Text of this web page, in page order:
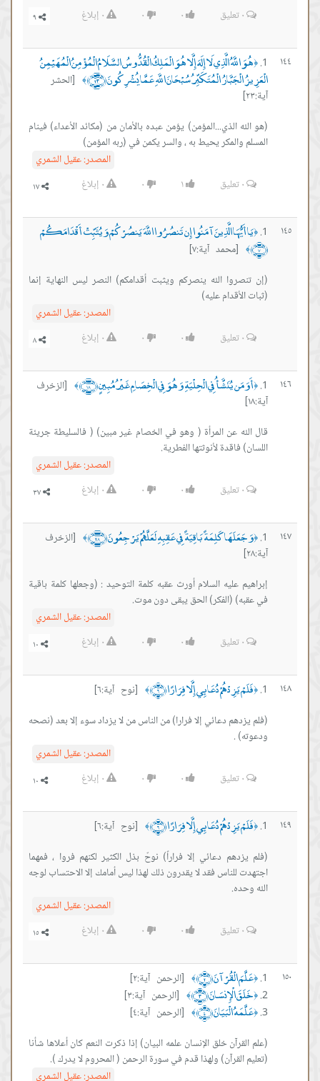
٠تعليق ٠ ٠ ٠ إبلاغ
١٤٤ ﴿هُوَ اللَّهُ الَّذِي لَا إِلَهَ إِلَّا هُوَ الْمَلِكُ الْقُدُّوسُ السَّلَامُ الْمُؤْمِنُ الْمُهَيْمِنُ
الْعَزِيزُ الْجَبَّارُ الْمُتَكَبِّرُ سُبْحَانَ اللَّهِ عَمَّا يُشْرِكُونَ ﴿٢٣﴾ ﴾
[الحشر
آية:٢٣]
(هو الله الذي...المؤمن) يؤمن عبده بالأمان من (مكائد الأعداء) فينام
المسلم والمكر يحيط به ، والسر يكمن في (ربه المؤمن)
المصدر:عقيل الشمري
٠تعليق ١ ٠ ٠ إبلاغ
١٤٥ ﴿يَا أَيُّهَا الَّذِينَ آمَنُوا إِن تَنصُرُوا اللَّهَ يَنصُرْكُمْ وَيُثَبِّتْ أَقْدَامَكُمْ
﴿٧﴾ ﴾
[محمد آية:٧]
(إن تنصروا الله ينصركم ويثبت أقدامكم) النصر ليس النهاية إنما
(ثبات اﻷقدام عليه)
المصدر:عقيل الشمري
٠تعليق ٠ ٠ ٠ إبلاغ
١٤٦ ﴿أَوَمَن يُنَشَّأُ فِي الْحِلْيَةِ وَهُوَ فِي الْخِصَامِ غَيْرُ مُبِينٍ ﴿١٨﴾ ﴾
[الزخرف
آية:١٨]
قال الله عن المرأة ( وهو في الخصام غير مبين) ( فالسليطة جريئة
اللسان) فاقدة ﻷنوثتها الفطرية.
المصدر:عقيل الشمري
٠تعليق ٠ ٠ ٠ إبلاغ
١٤٧ ﴿وَجَعَلَهَا كَلِمَةً بَاقِيَةً فِي عَقِبِهِ لَعَلَّهُمْ يَرْجِعُونَ ﴿٢٨﴾ ﴾
[الزخرف
آية:٢٨]
إبراهيم عليه السلام أورث عقبه كلمة التوحيد : (وجعلها كلمة باقية
في عقبه) (الفكر) الحق يبقى دون موت.
المصدر:عقيل الشمري
٠تعليق ٠ ٠ ٠ إبلاغ
١٤٨ ﴿فَلَمْ يَزِدْهُمْ دُعَائِي إِلَّا فِرَارًا ﴿٦﴾ ﴾
[نوح آية:٦]
(فلم يزدهم دعائي إلا فرارا) من الناس من لا يزداد سوء إلا بعد (نصحه
ودعوته) .
المصدر:عقيل الشمري
٠تعليق ٠ ٠ ٠ إبلاغ
١٤٩ ﴿فَلَمْ يَزِدْهُمْ دُعَائِي إِلَّا فِرَارًا ﴿٦﴾ ﴾
[نوح آية:٦]
(فلم يزدهم دعائي إلا فراراً) نوحٌ بذل الكثير لكنهم فروا ، فمهما
اجتهدت للناس فقد لا يقدرون ذلك لهذا ليس أمامك إلا الاحتساب لوجه
الله وحده.
المصدر:عقيل الشمري
٠تعليق ٠ ٠ ٠ إبلاغ
١٥٠ ﴿عَلَّمَ الْقُرْآنَ ﴿٢﴾ ﴾ [الرحمن آية:٢]
﴿خَلَقَ الْإِنسَانَ ﴿٣﴾ ﴾ [الرحمن آية:٣]
﴿عَلَّمَهُ الْبَيَانَ ﴿٤﴾ ﴾
[الرحمن آية:٤]
(علم القرآن خلق الإنسان علمه البيان) إذا ذكرت النعم كان أعلاها شأنا
(تعليم القرآن) ولهذا قدم في سورة الرحمن ( المحروم لا يدرك ).
المصدر:عقيل الشمري